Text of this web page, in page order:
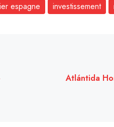
espagne investissement
Atlántida